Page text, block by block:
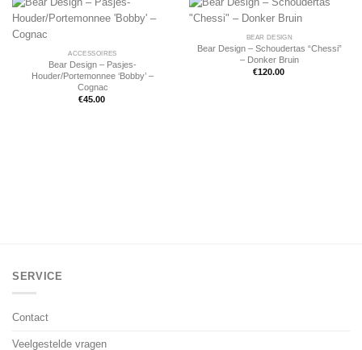
ACCESSOIRES
Bear Design – Pasjes-
Houder/Portemonnee ‘Bobby’ –
Cognac
€45.00
BEAR DESIGN
Bear Design – Schoudertas “Chessi”
– Donker Bruin
€120.00
SERVICE
Contact
Veelgestelde vragen